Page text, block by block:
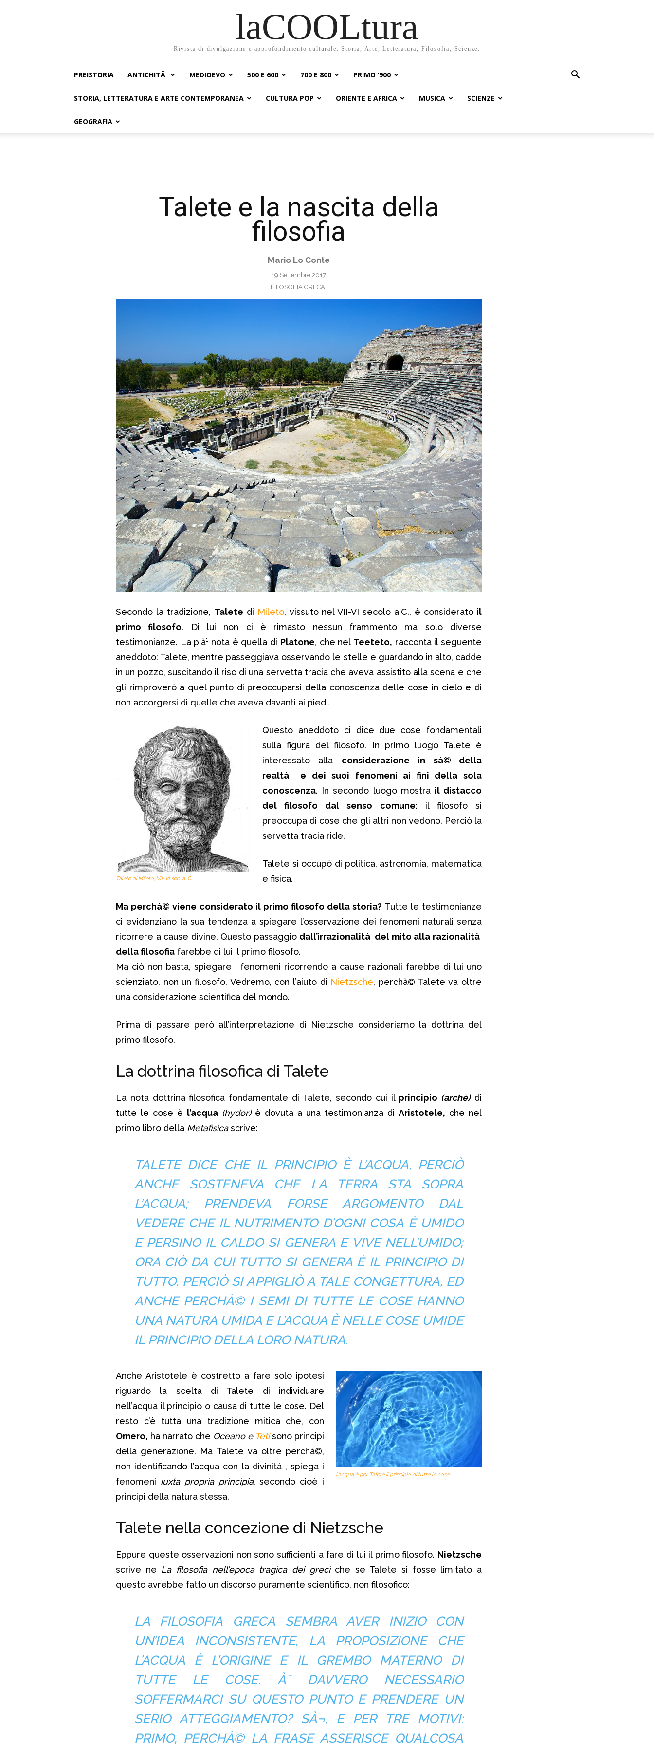
laCOOLtura
Rivista di divulgazione e approfondimento culturale. Storia, Arte, Letteratura, Filosofia, Scienze.
PREISTORIA ANTICHITÃ MEDIOEVO 500 E 600 700 E 800 PRIMO ‘900
STORIA, LETTERATURA E ARTE CONTEMPORANEA CULTURA POP ORIENTE E AFRICA MUSICA SCIENZE
GEOGRAFIA
Talete e la nascita della
filosofia
Mario Lo Conte
19 Settembre 2017
FILOSOFIA GRECA
Secondo la tradizione, Talete di Mileto, vissuto nel VII-VI secolo a.C., è considerato il
primo filosofo. Di lui non ci è rimasto nessun frammento ma solo diverse
testimonianze. La pià¹ nota è quella di Platone, che nel Teeteto, racconta il seguente
aneddoto: Talete, mentre passeggiava osservando le stelle e guardando in alto, cadde
in un pozzo, suscitando il riso di una servetta tracia che aveva assistito alla scena e che
gli rimproverò a quel punto di preoccuparsi della conoscenza delle cose in cielo e di
non accorgersi di quelle che aveva davanti ai piedi.
Talete di Mileto, VII-VI sec. a. C.
Questo aneddoto ci dice due cose fondamentali
sulla figura del filosofo. In primo luogo Talete è
interessato alla considerazione in sà© della
realtà e dei suoi fenomeni ai fini della sola
conoscenza. In secondo luogo mostra il distacco
del filosofo dal senso comune: il filosofo si
preoccupa di cose che gli altri non vedono. Perciò la
servetta tracia ride.
Talete si occupò di politica, astronomia, matematica
e fisica.
Ma perchà© viene considerato il primo filosofo della storia? Tutte le testimonianze
ci evidenziano la sua tendenza a spiegare l’osservazione dei fenomeni naturali senza
ricorrere a cause divine. Questo passaggio dall’irrazionalità del mito alla razionalità
della filosofia farebbe di lui il primo filosofo.
Ma ciò non basta, spiegare i fenomeni ricorrendo a cause razionali farebbe di lui uno
scienziato, non un filosofo. Vedremo, con l’aiuto di Nietzsche, perchà© Talete va oltre
una considerazione scientifica del mondo.
Prima di passare però all’interpretazione di Nietzsche consideriamo la dottrina del
primo filosofo.
La dottrina filosofica di Talete
La nota dottrina filosofica fondamentale di Talete, secondo cui il principio (archè)di
tutte le cose è l’acqua (hydor)è dovuta a una testimonianza di Aristotele, che nel
primo libro della Metafisicascrive:
TALETE DICE CHE IL PRINCIPIO È L’ACQUA, PERCIÒ
ANCHE SOSTENEVA CHE LA TERRA STA SOPRA
L’ACQUA; PRENDEVA FORSE ARGOMENTO DAL
VEDERE CHE IL NUTRIMENTO D’OGNI COSA È UMIDO
E PERSINO IL CALDO SI GENERA E VIVE NELL’UMIDO;
ORA CIÒ DA CUI TUTTO SI GENERA È IL PRINCIPIO DI
TUTTO. PERCIÒ SI APPIGLIÒ A TALE CONGETTURA, ED
ANCHE PERCHÀ© I SEMI DI TUTTE LE COSE HANNO
UNA NATURA UMIDA E L’ACQUA È NELLE COSE UMIDE
IL PRINCIPIO DELLA LORO NATURA.
L’acqua è per Talete il principio di tutte le cose.
Anche Aristotele è costretto a fare solo ipotesi
riguardo la scelta di Talete di individuare
nell’acqua il principio o causa di tutte le cose. Del
resto c’è tutta una tradizione mitica che, con
Omero, ha narrato che Oceano e Tetisono principi
della generazione. Ma Talete va oltre perchà©,
non identificando l’acqua con la divinità , spiega i
fenomeni iuxta propria principia, secondo cioè i
principi della natura stessa.
Talete nella concezione di Nietzsche
Eppure queste osservazioni non sono sufficienti a fare di lui il primo filosofo. Nietzsche
scrive ne La filosofia nell’epoca tragica dei greciche se Talete si fosse limitato a
questo avrebbe fatto un discorso puramente scientifico, non filosofico:
LA FILOSOFIA GRECA SEMBRA AVER INIZIO CON
UN’IDEA INCONSISTENTE, LA PROPOSIZIONE CHE
L’ACQUA È L’ORIGINE E IL GREMBO MATERNO DI
TUTTE LE COSE. Àˆ DAVVERO NECESSARIO
SOFFERMARCI SU QUESTO PUNTO E PRENDERE UN
SERIO ATTEGGIAMENTO? SÀ¬, E PER TRE MOTIVI:
PRIMO, PERCHÀ© LA FRASE ASSERISCE QUALCOSA